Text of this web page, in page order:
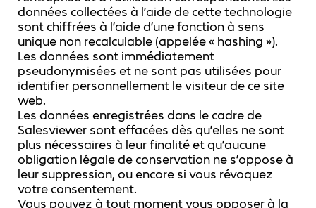
données collectées à l’aide de cette technologie
sont chiffrées à l’aide d’une fonction à sens
unique non recalculable (appelée « hashing »).
Les données sont immédiatement
pseudonymisées et ne sont pas utilisées pour
identifier personnellement le visiteur de ce site
web.
Les données enregistrées dans le cadre de
Salesviewer sont effacées dès qu’elles ne sont
plus nécessaires à leur finalité et qu’aucune
obligation légale de conservation ne s’oppose à
leur suppression, ou encore si vous révoquez
votre consentement.
Vous pouvez à tout moment vous opposer à la